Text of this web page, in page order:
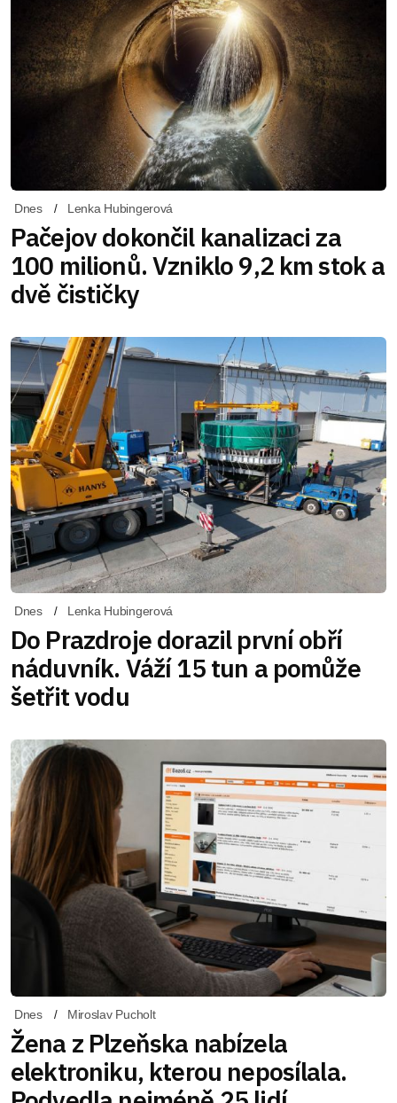
Dnes Lenka Hubingerová
Pačejov dokončil kanalizaci za
100 milionů. Vzniklo 9,2 km stok a
dvě čističky
Dnes Lenka Hubingerová
Do Prazdroje dorazil první obří
náduvník. Váží 15 tun a pomůže
šetřit vodu
Dnes Miroslav Pucholt
Žena z Plzeňska nabízela
elektroniku, kterou neposílala.